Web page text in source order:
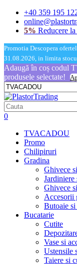
+40 359 195
5% Reducere
Promotia Descopera
31.08.2026, in limita
Adaugă în coș codul
produsele selectate!
0
TVACADOU
Promo
Chilipiruri
Gradina
Ghivece
Ghivece
Accesorii
Butoaie si
Bucatarie
Cutite
Vase si
Ustensile
Taiere si